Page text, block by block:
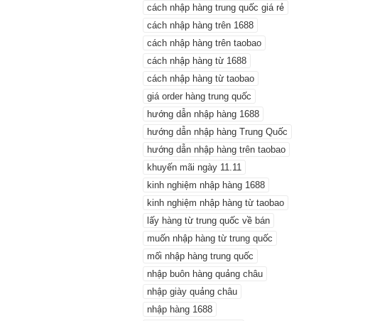
cách nhập hàng trung quốc giá rẻ
cách nhập hàng trên 1688
cách nhập hàng trên taobao
cách nhập hàng từ 1688
cách nhập hàng từ taobao
giá order hàng trung quốc
hướng dẫn nhập hàng 1688
hướng dẫn nhập hàng Trung Quốc
hướng dẫn nhập hàng trên taobao
khuyến mãi ngày 11.11
kinh nghiệm nhập hàng 1688
kinh nghiệm nhập hàng từ taobao
lấy hàng từ trung quốc về bán
muốn nhập hàng từ trung quốc
mối nhập hàng trung quốc
nhập buôn hàng quảng châu
nhập giày quảng châu
nhập hàng 1688